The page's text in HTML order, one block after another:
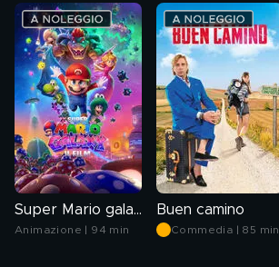
Super Mario galaxy: il film
Animazione | 94 min
Buen camino
Commedia | 85 min